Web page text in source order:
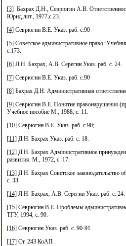
[3] Бахрах Д.Н., Севрюгин А.В.
Юрид.лит., 1977,с.23.
[4] Севрюгин В.Е. Указ. раб. с.90
[5] Советское административное право:
с.173.
[6] Л.Н. Бахрах, А.В. Серегин Указ. раб. с. 24.
[7] Севрюгин В.Е. Указ. раб. с.90
[8] Бахрах Д.Н. Административная
[9] Севрюгин В.Е. Понятие правонарушения
Учебное пособие М., 1988, с. 11.
[10] Севрюгин В.Е. Указ. раб. с.90;
[11] Д.Н. Бахрах Указ. раб. с. 18.
[12] Д.Н. Бахрах Административное
развития. М., 1972, с. 17.
[13] Д.Н. Бахрах Советское законодательство
с. 33.
[14] Л.Н. Бахрах, А.В. Серегин Указ. раб. с. 24.
[15] Севрюгин В.Е. Проблемы
ТГУ, 1994, с. 90.
[16] Севрюгин Указ. раб. с. 90-91.
[17] Ст. 243 КоАП .